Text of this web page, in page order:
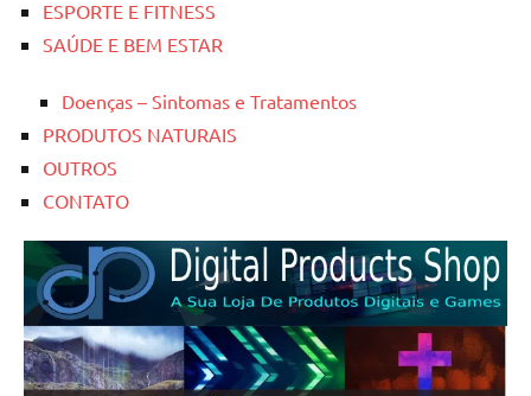
ESPORTE E FITNESS
SAÚDE E BEM ESTAR
Doenças – Sintomas e Tratamentos
PRODUTOS NATURAIS
OUTROS
CONTATO